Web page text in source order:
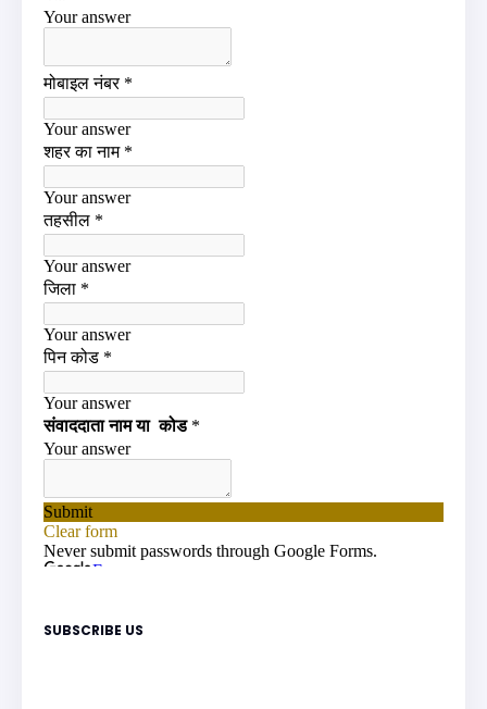
SUBSCRIBE US